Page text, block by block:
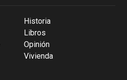
Historia
Libros
Opinión
Vivienda